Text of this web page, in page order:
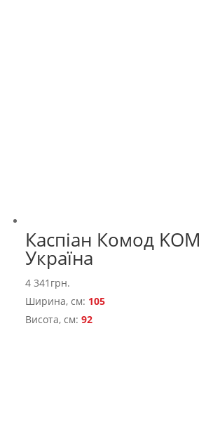
Каспіан Комод
Україна
4 341 грн.
Ширина, см: 105
Висота, см:92